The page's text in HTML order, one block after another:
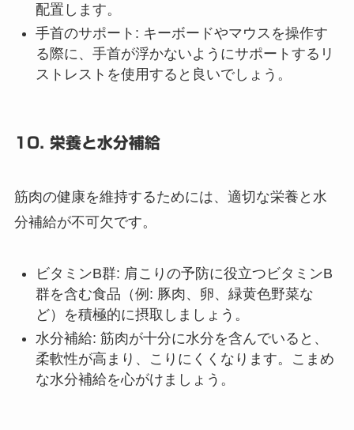
配置します。
手首のサポート : キーボードやマウスを操作す
る際に、手首が浮かないようにサポートするリ
ストレストを使用すると良いでしょう。
10. 栄養と水分補給
筋肉の健康を維持するためには、適切な栄養と水
分補給が不可欠です。
ビタミンB群: 肩こりの予防に役立つビタミンB
群を含む食品（例: 豚肉、卵、緑黄色野菜な
ど）を積極的に摂取しましょう。
水分補給: 筋肉が十分に水分を含んでいると、
柔軟性が高まり、こりにくくなります。こまめ
な水分補給を心がけましょう。